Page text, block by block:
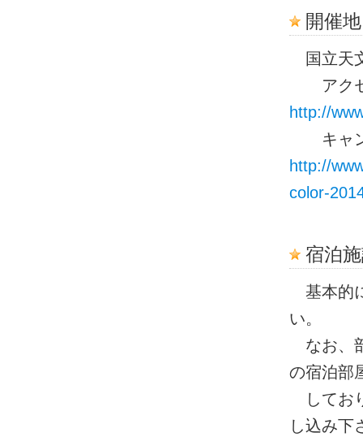
開催地
国立天
アクセ
http://
キャン
http://
color-
宿泊
基本的
い。
なお、
の宿泊部
してお
し込み下